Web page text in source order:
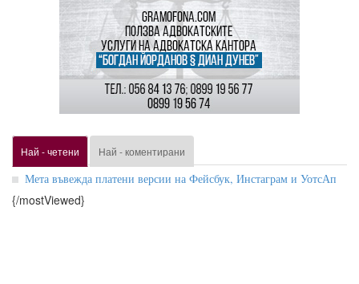
Най - четени Най - коментирани
Мета въвежда платени версии на Фейсбук, Инстаграм и УотсАп
{/mostViewed}